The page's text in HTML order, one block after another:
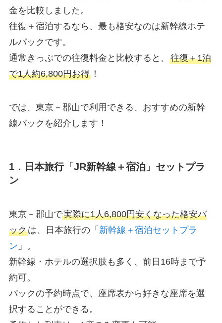
金を比較しました。
往復＋宿泊するなら、最も格安なのは新幹線ホテ
ルパックです。
通常きっぷでの往復料金と比較すると、 往復＋1泊
で1人約6,800円お得！
では、東京－郡山で利用できる、おすすめの新幹
線パックを紹介します！
1．日本旅行「JR新幹線＋宿泊」セットプラ
ン
東京－郡山で実際に1人6,800円安くなった格安パ
ックは、日本旅行の「 新幹線＋宿泊セットプラ
ン 」。
新幹線・ホテルの選択肢も多く、前日16時まで予
約可。
パックの予約時点で、座席表から好きな座席を選
択することができる。